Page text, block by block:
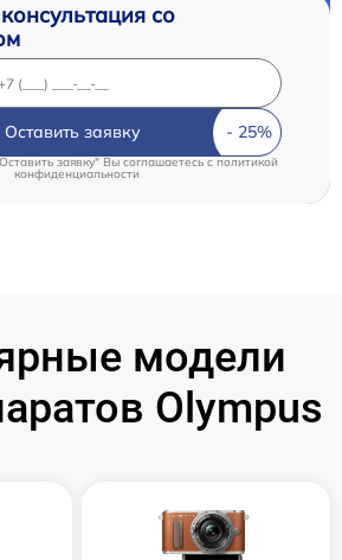
со
Оставить заявку
заявку" Вы соглашаетесь c политикой
конфиденциальности
модели
Olympus